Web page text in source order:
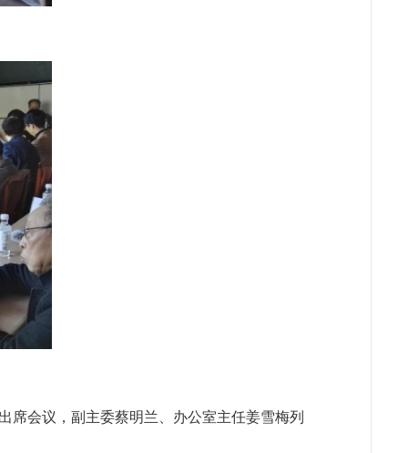
席会议，副主委蔡明兰、办公室主任姜雪梅列